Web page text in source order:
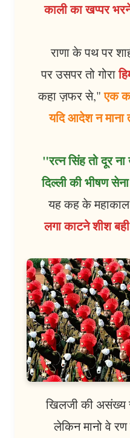
काली का खप्पर
राणा के पथ पर
पर उसपर तो गोरा
कहा ज़फर से,"एक
यदि आदेश न माना
"रत्न सिंह तो दूर
दिल्ली की भीषण
यह कह के महाकाल
लगा काटने शीश
खिलजी की असंख्य
लेकिन मानो वे